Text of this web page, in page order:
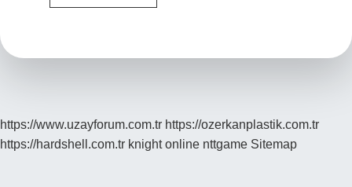
Dinç
https://www.uzayforum.com.tr https://ozerkanplastik.com.tr
https://hardshell.com.tr knight online nttgame Sitemap